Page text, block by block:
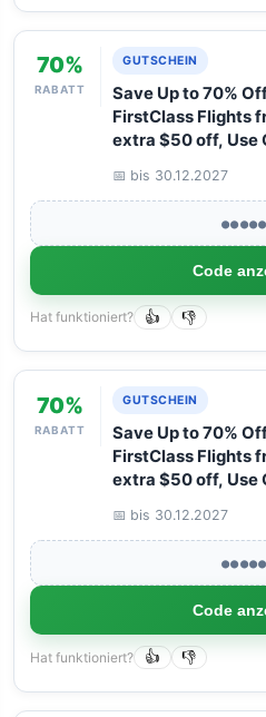
70%
RABATT
GUTSCHEIN
Save Up to 70%
FirstClass Flights
extra $50 off, Use
📅 bis 30.12.2027
Code
Hat funktioniert? 👍 👎
70%
RABATT
GUTSCHEIN
Save Up to 70%
FirstClass Flights
extra $50 off, Use
📅 bis 30.12.2027
Code
Hat funktioniert? 👍 👎